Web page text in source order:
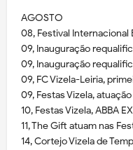
AGOSTO
08, Festival Internacional
09, Inauguração
09, Inauguração
09, FC Vizela-Leiria,
09, Festas Vizela,
10, Festas Vizela, ABBA
11, The Gift atuam nas
14, Cortejo Vizela de